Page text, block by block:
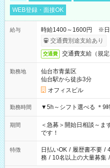
WEB登録・面接OK
給与
時給1400～1600円 ※日
交通費別途支給あり
交通費 交通費支給（規定
勤務地
仙台市青葉区
仙台駅から徒歩3分
オフィスビル
勤務時間 ▼5h～
期間
＜急募＞開始日相談～
です！
特徴 日払いOK / 履歴書不要 /
務 / 10名以上の大量募集 /